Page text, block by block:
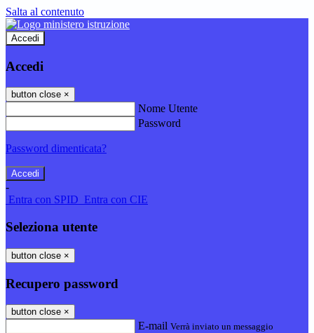
Salta al contenuto
Accedi
Accedi
button close ×
Nome Utente
Password
Password dimenticata?
-
Entra con SPID Entra con CIE
Seleziona utente
button close ×
Recupero password
button close ×
E-mail Verrà inviato un messaggio